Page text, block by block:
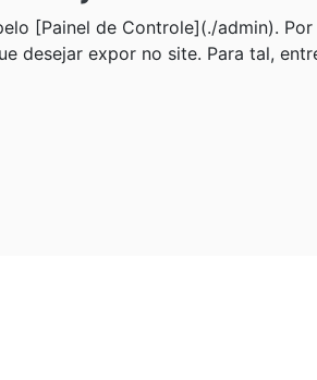
[Painel de Controle](./admin).
desejar expor no site. Para tal,